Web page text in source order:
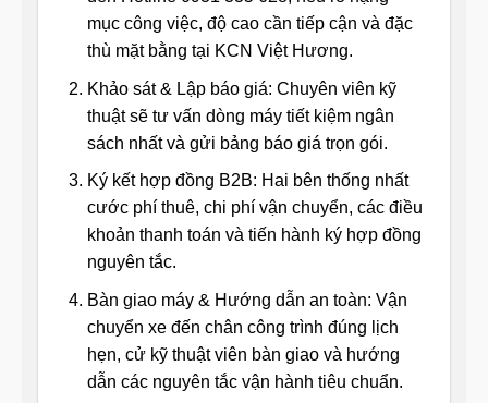
mục công việc, độ cao cần tiếp cận và đặc
thù mặt bằng tại KCN Việt Hương.
Khảo sát & Lập báo giá: Chuyên viên kỹ
thuật sẽ tư vấn dòng máy tiết kiệm ngân
sách nhất và gửi bảng báo giá trọn gói.
Ký kết hợp đồng B2B: Hai bên thống nhất
cước phí thuê, chi phí vận chuyển, các điều
khoản thanh toán và tiến hành ký hợp đồng
nguyên tắc.
Bàn giao máy & Hướng dẫn an toàn: Vận
chuyển xe đến chân công trình đúng lịch
hẹn, cử kỹ thuật viên bàn giao và hướng
dẫn các nguyên tắc vận hành tiêu chuẩn.